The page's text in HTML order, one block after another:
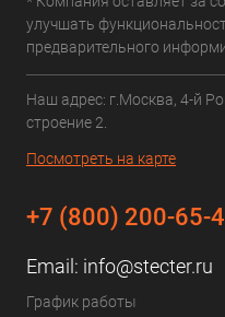
улучшать
предварительного
Наш адрес: г.Москва, 4-й
строение 2.
Посмотреть на карте
+7 (800) 200-65-
Email: info@stecter.ru
График работы